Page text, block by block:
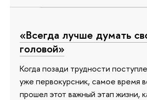
«Всегда лучше думать
головой»
Когда позади трудности
уже первокурсник, самое время
прошел этот важный этап жизни,